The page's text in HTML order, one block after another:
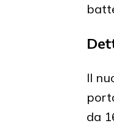
Il
da